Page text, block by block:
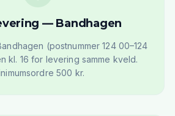
— Bandhagen
(postnummer 124 00–124
kl. 16 for levering samme kveld.
500 kr.